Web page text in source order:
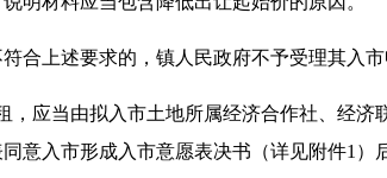
上述要求的，镇人民政府不予受理其入市
当由拟入市土地所属经济合作社、经济
意入市形成入市意愿表决书（详见附件1